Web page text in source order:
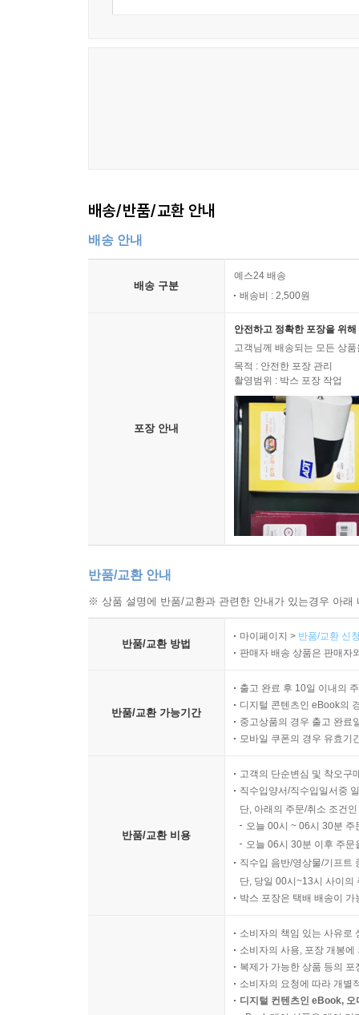
배송/반품/교환 안내
배송 안내
배송 구분
예스24 배송
배송비 : 2,500원
포장 안내
안전하고 정확한 포장을 위
고객님께 배송되는 모든 상
목적 : 안전한 포장 관리
촬영범위 : 박스 포장 작업
반품/교환 안내
※ 상품 설명에 반품/교환과 관련한 안내가 있는경우 아
반품/교환 방법
마이페이지 > 반품/교환 신
판매자 배송 상품은 판매자
반품/교환 가능기간
출고 완료 후 10일 이내의
디지털 콘텐츠인 eBook의
중고상품의 경우 출고 완료
모바일 쿠폰의 경우 유효기
반품/교환 비용
고객의 단순변심 및 착오구
직수입양서/직수입일서중
단, 아래의 주문/취소 조건
오늘 00시 ~ 06시 30분
오늘 06시 30분 이후 주
직수입 음반/영상물/기프트
단, 당일 00시~13시 사이의
박스 포장은 택배 배송이
소비자의 책임 있는 사유로
소비자의 사용, 포장 개봉
복제가 가능한 상품 등의
소비자의 요청에 따라 개별
디지털 컨텐츠인 eBook,